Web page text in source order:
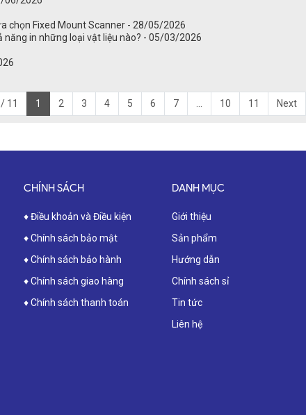
chọn Fixed Mount Scanner - 28/05/2026
in những loại vật liệu nào? - 05/03/2026
11 1 2 3 4 5 6 7 10 11 Next
CHÍNH SÁCH
♦ Điều khoản và Điều kiện
♦ Chính sách bảo mật
♦ Chính sách bảo hành
♦ Chính sách giao hàng
♦ Chính sách thanh toán
DANH MỤC
Giới thiệu
Sản phẩm
Hướng dẫn
Chính sách sỉ
Tin tức
Liên hệ